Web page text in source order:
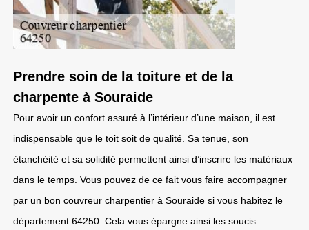
Prendre soin de la toiture et de la
charpente à Souraide
Pour avoir un confort assuré à l’intérieur d’une maison, il est
indispensable que le toit soit de qualité. Sa tenue, son
étanchéité et sa solidité permettent ainsi d’inscrire les matériaux
dans le temps. Vous pouvez de ce fait vous faire accompagner
par un bon couvreur charpentier à Souraide si vous habitez le
département 64250. Cela vous épargne ainsi les soucis